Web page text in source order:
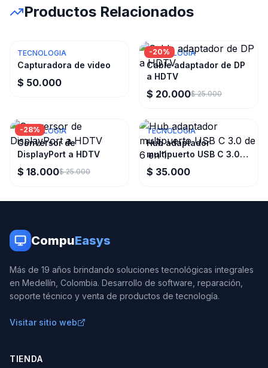
Productos Relacionados
TECNOLOGIA
Capturadora de video
$ 50.000
-20%
TECNOLOGIA
Cable adaptador de DP
a HDTV
$ 20.000$ 25.000
-28%
TECNOLOGIA
Conversor de
DisplayPort a HDTV
$ 18.000$ 25.000
TECNOLOGIA
Hub adaptador
multipuerto USB C 3.0
de 6 en 1
$ 35.000
CompuEasys
Más de 19 años brindando soluciones tecnológicas integrales
en Medellín, Colombia. Desarrollo de software, reparación,
soporte técnico y venta de productos de tecnología.
Visitar sitio web
TIENDA